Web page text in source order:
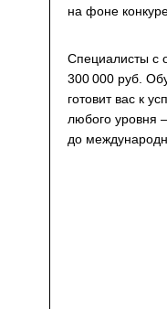
на фоне
Специалисты с
300 000 руб.
готовит вас к
любого уровня
до